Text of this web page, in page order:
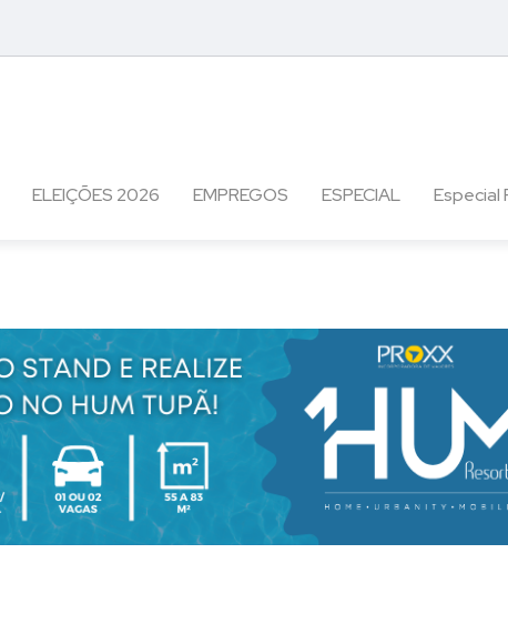
ELEIÇÕES 2026 EMPREGOS ESPECIAL Especial